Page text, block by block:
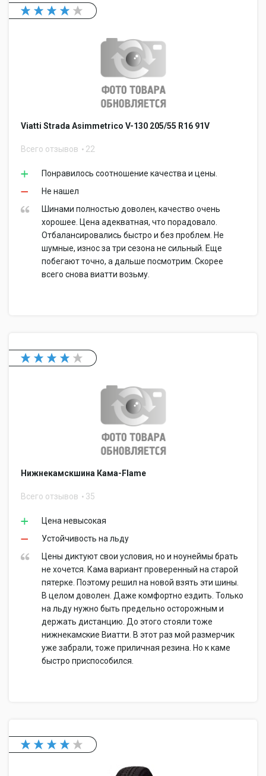
Viatti Strada Asimmetrico V-130 205/55 R16 91V
Всего отзывов 22
Понравилось соотношение качества и цены.
Не нашел
Шинами полностью доволен, качество очень
хорошее. Цена адекватная, что порадовало.
Отбалансировались быстро и без проблем. Не
шумные, износ за три сезона не сильный. Еще
побегают точно, а дальше посмотрим. Скорее
всего снова виатти возьму.
Нижнекамскшина Кама-Flame
Всего отзывов 35
Цена невысокая
Устойчивость на льду
Цены диктуют свои условия, но и ноунеймы брать
не хочется. Кама вариант проверенный на старой
пятерке. Поэтому решил на новой взять эти шины.
В целом доволен. Даже комфортно ездить. Только
на льду нужно быть предельно осторожным и
держать дистанцию. До этого стояли тоже
нижнекамские Виатти. В этот раз мой размерчик
уже забрали, тоже приличная резина. Но к каме
быстро приспособился.